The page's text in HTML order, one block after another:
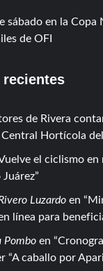
sábado en la Copa
de OFI
de Rivera
Central Hortícola
el ciclismo en
Juárez
Luzardo en
línea para
Pombo en
“A caballo por